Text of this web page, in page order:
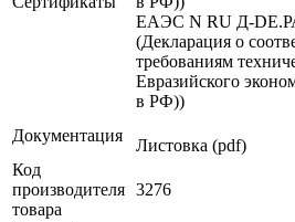
ЕАЭС N RU Д-
(Декларация о
требованиям
Евразийского
в РФ))
Документация
Листовка (pdf)
Код
производителя
товара
3276